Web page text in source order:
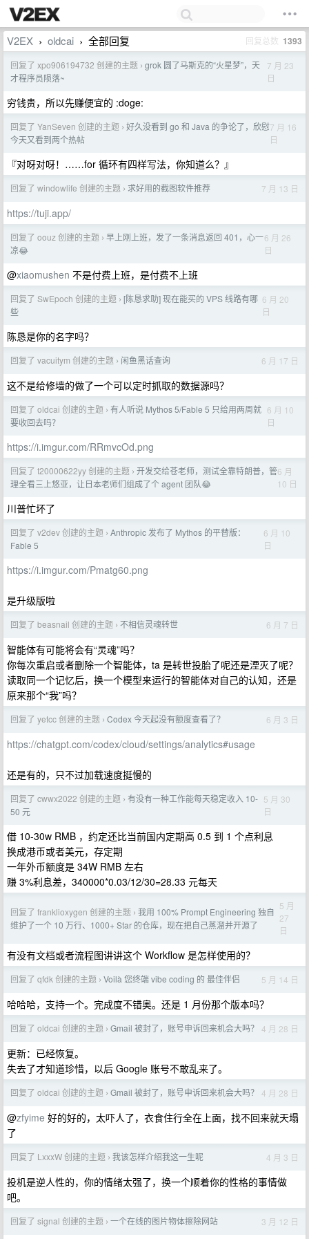
V2EX › oldcai › 全部回复 回复总数 1393
回复了 xpo906194732 创建的主题 › grok 圆了马斯克的“火星梦”，天
才程序员陨落~
7 月 23
日
穷钱贵，所以先赚便宜的 :doge:
回复了 YanSeven 创建的主题 › 好久没看到 go 和 Java 的争论了，欣慰
今天又看到两个热帖
7 月 16
日
『对呀对呀！……for 循环有四样写法，你知道么？』
回复了 windowlife 创建的主题 › 求好用的截图软件推荐 7 月 13 日
https://tuji.app/
回复了 oouz 创建的主题 › 早上刚上班，发了一条消息返回 401，心一
凉😂
6 月 26
日
@xiaomushen 不是付费上班，是付费不上班
回复了 SwEpoch 创建的主题 › [陈恳求助] 现在能买的 VPS 线路有哪
些
6 月 20
日
陈恳是你的名字吗？
回复了 vacuitym 创建的主题 › 闲鱼黑话查询 6 月 17 日
这不是给修墙的做了一个可以定时抓取的数据源吗？
回复了 oldcai 创建的主题 › 有人听说 Mythos 5/Fable 5 只给用两周就
要收回去吗？
6 月 10
日
https://i.imgur.com/RRmvcOd.png
回复了 t20000622yy 创建的主题 › 开发交给苍老师，测试全靠特朗普，管
理全看三上悠亚，让日本老师们组成了个 agent 团队😂
6 月
10 日
川普忙坏了
回复了 v2dev 创建的主题 › Anthropic 发布了 Mythos 的平替版：
Fable 5
6 月 10
日
https://i.imgur.com/Pmatg60.png
是升级版啦
回复了 beasnail 创建的主题 › 不相信灵魂转世 6 月 7 日
智能体有可能将会有“灵魂”吗？
你每次重启或者删除一个智能体，ta 是转世投胎了呢还是湮灭了呢？
读取同一个记忆后，换一个模型来运行的智能体对自己的认知，还是
原来那个“我”吗？
回复了 yetcc 创建的主题 › Codex 今天起没有额度查看了？ 6 月 3 日
https://chatgpt.com/codex/cloud/settings/analytics#usage
还是有的，只不过加载速度挺慢的
回复了 cwwx2022 创建的主题 › 有没有一种工作能每天稳定收入 10-
50 元
5 月 30
日
借 10-30w RMB ，约定还比当前国内定期高 0.5 到 1 个点利息
换成港币或者美元，存定期
一年外币额度是 34W RMB 左右
赚 3%利息差，340000*0.03/12/30=28.33 元每天
回复了 franklioxygen 创建的主题 › 我用 100% Prompt Engineering 独自
维护了一个 10 万行、1000+ Star 的仓库，现在把自己蒸溜并开源了
5 月
27
日
有没有文档或者流程图讲讲这个 Workflow 是怎样使用的？
回复了 qfdk 创建的主题 › Voilà 您终端 vibe coding 的 最佳伴侣 5 月 14 日
哈哈哈，支持一个。完成度不错奥。还是 1 月份那个版本吗？
回复了 oldcai 创建的主题 › Gmail 被封了，账号申诉回来机会大吗？ 4 月 28 日
更新：已经恢复。
失去了才知道珍惜，以后 Google 账号不敢乱来了。
回复了 oldcai 创建的主题 › Gmail 被封了，账号申诉回来机会大吗？ 4 月 28 日
@zfyime 好的好的，太吓人了，衣食住行全在上面，找不回来就天塌
了
回复了 LxxxW 创建的主题 › 我该怎样介绍我这一生呢 4 月 3 日
投机是逆人性的，你的情绪太强了，换一个顺着你的性格的事情做
吧。
回复了 signal 创建的主题 › 一个在线的图片物体擦除网站 3 月 12 日